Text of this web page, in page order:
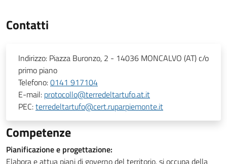
Contatti
Indirizzo: Piazza Buronzo, 2 - 14036 MONCALVO (AT) c/o
primo piano
Telefono:0141 917104
E-mail: protocollo@terredeltartufo.at.it
PEC:terredeltartufo@cert.ruparpiemonte.it
Competenze
Pianificazione e progettazione:
Elabora e attua piani di governo del territorio, si occupa della